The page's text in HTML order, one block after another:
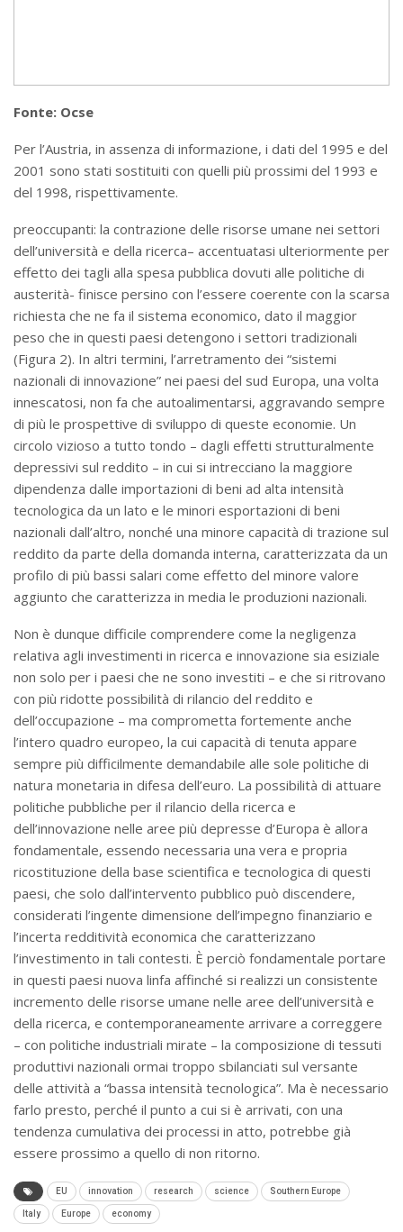
Fonte: Ocse
Per l’Austria, in assenza di informazione, i dati del 1995 e del
2001 sono stati sostituiti con quelli più prossimi del 1993 e
del 1998, rispettivamente.
preoccupanti: la contrazione delle risorse umane nei settori
dell’università e della ricerca– accentuatasi ulteriormente per
effetto dei tagli alla spesa pubblica dovuti alle politiche di
austerità- finisce persino con l’essere coerente con la scarsa
richiesta che ne fa il sistema economico, dato il maggior
peso che in questi paesi detengono i settori tradizionali
(Figura 2). In altri termini, l’arretramento dei “sistemi
nazionali di innovazione” nei paesi del sud Europa, una volta
innescatosi, non fa che autoalimentarsi, aggravando sempre
di più le prospettive di sviluppo di queste economie. Un
circolo vizioso a tutto tondo – dagli effetti strutturalmente
depressivi sul reddito – in cui si intrecciano la maggiore
dipendenza dalle importazioni di beni ad alta intensità
tecnologica da un lato e le minori esportazioni di beni
nazionali dall’altro, nonché una minore capacità di trazione sul
reddito da parte della domanda interna, caratterizzata da un
profilo di più bassi salari come effetto del minore valore
aggiunto che caratterizza in media le produzioni nazionali.
Non è dunque difficile comprendere come la negligenza
relativa agli investimenti in ricerca e innovazione sia esiziale
non solo per i paesi che ne sono investiti – e che si ritrovano
con più ridotte possibilità di rilancio del reddito e
dell’occupazione – ma comprometta fortemente anche
l’intero quadro europeo, la cui capacità di tenuta appare
sempre più difficilmente demandabile alle sole politiche di
natura monetaria in difesa dell’euro. La possibilità di attuare
politiche pubbliche per il rilancio della ricerca e
dell’innovazione nelle aree più depresse d’Europa è allora
fondamentale, essendo necessaria una vera e propria
ricostituzione della base scientifica e tecnologica di questi
paesi, che solo dall’intervento pubblico può discendere,
considerati l’ingente dimensione dell’impegno finanziario e
l’incerta redditività economica che caratterizzano
l’investimento in tali contesti. È perciò fondamentale portare
in questi paesi nuova linfa affinché si realizzi un consistente
incremento delle risorse umane nelle aree dell’università e
della ricerca, e contemporaneamente arrivare a correggere
– con politiche industriali mirate – la composizione di tessuti
produttivi nazionali ormai troppo sbilanciati sul versante
delle attività a “bassa intensità tecnologica”. Ma è necessario
farlo presto, perché il punto a cui si è arrivati, con una
tendenza cumulativa dei processi in atto, potrebbe già
essere prossimo a quello di non ritorno.
EU innovation research science Southern Europe
Italy Europe economy